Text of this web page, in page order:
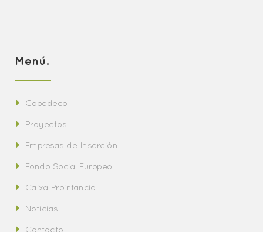
Menú.
Copedeco
Proyectos
Empresas de Inserción
Fondo Social Europeo
Caixa Proinfancia
Noticias
Contacto